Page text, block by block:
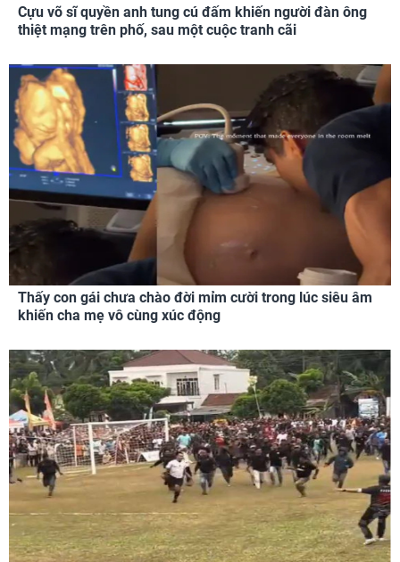
Cựu võ sĩ quyền anh tung cú đấm khiến người đàn ông
thiệt mạng trên phố, sau một cuộc tranh cãi
Thấy con gái chưa chào đời mỉm cười trong lúc siêu âm
khiến cha mẹ vô cùng xúc động